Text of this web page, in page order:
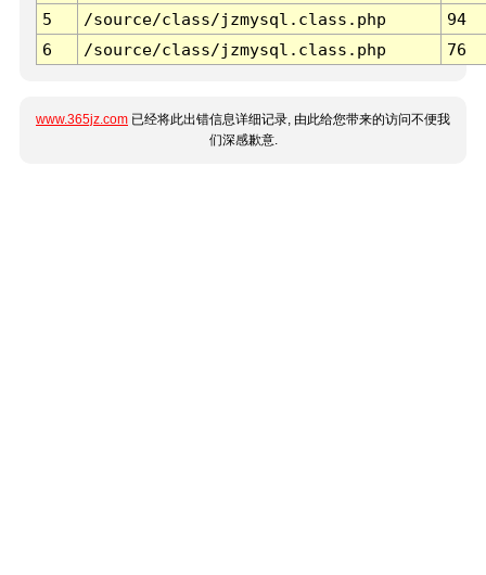
5
/source/class/jzmysql.class.php
94
6
/source/class/jzmysql.class.php 76
www.365jz.com 已经将此出错信息详细记录, 由此给您带来的访问不便我
们深感歉意.